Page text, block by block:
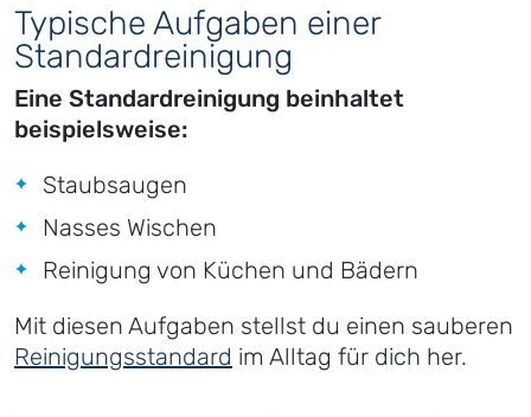
Typische Aufgaben einer
Standardreinigung
Eine Standardreinigung beinhaltet
beispielsweise:
Staubsaugen
Nasses Wischen
Reinigung von Küchen und Bädern
Mit diesen Aufgaben stellst du einen sauberen
Reinigungsstandard im Alltag für dich her.